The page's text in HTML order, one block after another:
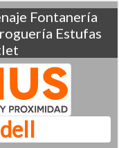
Fontanería
Estufas